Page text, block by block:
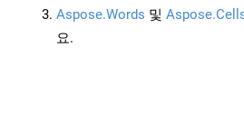
Aspose.Words 및
요.